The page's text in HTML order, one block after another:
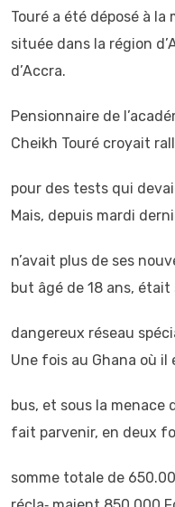
Touré a été déposé à la
située dans la région
d’Accra.
Pensionnaire de
Cheikh Touré croyait
pour des tests qui
Mais, depuis mardi
n’avait plus de ses
but âgé de 18 ans, était
dangereux réseau
Une fois au Ghana où il
bus, et sous la menace
fait parvenir, en deux
somme totale de